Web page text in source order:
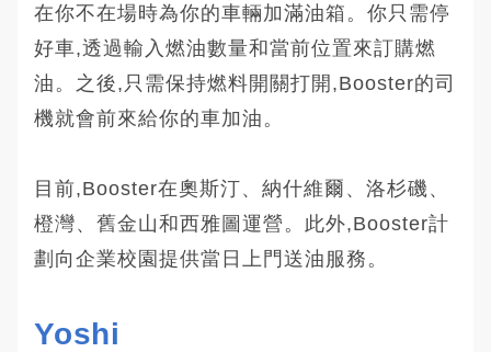
在你不在場時為你的車輛加滿油箱。你只需停
好車,透過輸入燃油數量和當前位置來訂購燃
油。之後,只需保持燃料開關打開,Booster的司
機就會前來給你的車加油。
目前,Booster在奧斯汀、納什維爾、洛杉磯、
橙灣、舊金山和西雅圖運營。此外,Booster計
劃向企業校園提供當日上門送油服務。
Yoshi